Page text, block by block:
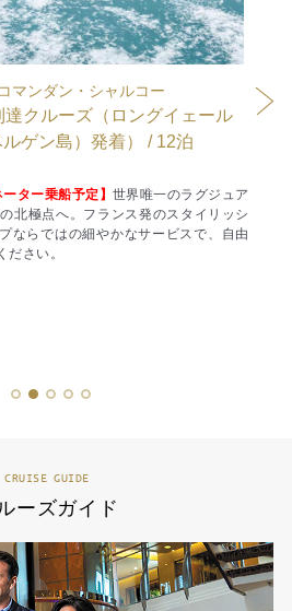
マンダン・シャルコー
クルーズ（ロングイェール
ゲン島）発着） / 12泊
ター乗船予定】 世界唯一のラグジュア
北極点へ。フランス発のスタイリッシ
ならではの細やかなサービスで、自由
ださい。
ゴ
1 2 3 4 5
CRUISE GUIDE
ーズガイド